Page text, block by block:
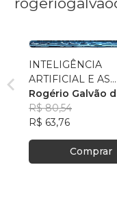
INTELIGÊNCIA
ARTIFICIAL E AS
ESCOLHAS
ECONOMICAS
Rogério Galvão
Carvalho
R$ 80,54
R$ 63,76
Comprar